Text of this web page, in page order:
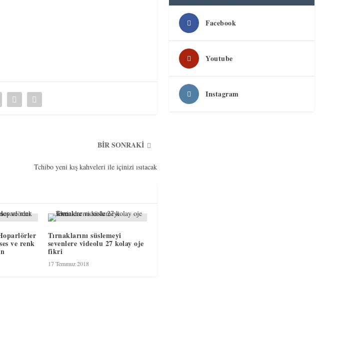
BIR SONRAKI
Tchibo yeni kış kahveleri ile içinizi ısıtacak
ve renk
Tırnaklarını süslemeyi
sevenlere videolu 27 kolay oje
fikri
17 Temmuz 2018
Facebook
Youtube
Instagram